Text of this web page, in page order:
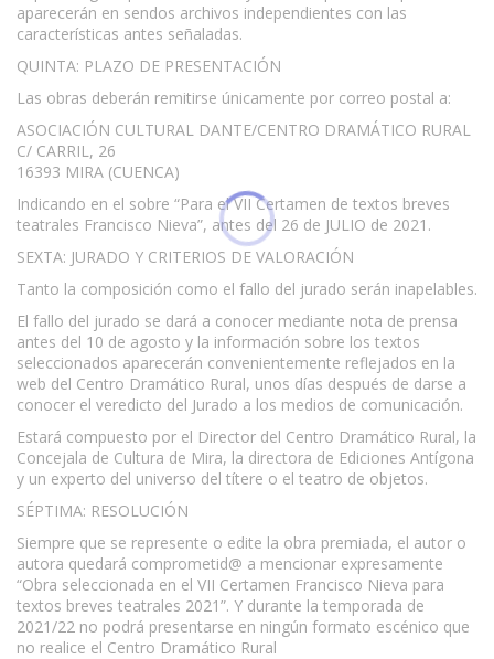
aparecerán en sendos archivos independientes con las
características antes señaladas.
QUINTA: PLAZO DE PRESENTACIÓN
Las obras deberán remitirse únicamente por correo postal a:
ASOCIACIÓN CULTURAL DANTE/CENTRO DRAMÁTICO RURAL
C/ CARRIL, 26
16393 MIRA (CUENCA)
Indicando en el sobre “Para el VII Certamen de textos breves
teatrales Francisco Nieva”, antes del 26 de JULIO de 2021.
SEXTA: JURADO Y CRITERIOS DE VALORACIÓN
Tanto la composición como el fallo del jurado serán inapelables.
El fallo del jurado se dará a conocer mediante nota de prensa
antes del 10 de agosto y la información sobre los textos
seleccionados aparecerán convenientemente reflejados en la
web del Centro Dramático Rural, unos días después de darse a
conocer el veredicto del Jurado a los medios de comunicación.
Estará compuesto por el Director del Centro Dramático Rural, la
Concejala de Cultura de Mira, la directora de Ediciones Antígona
y un experto del universo del títere o el teatro de objetos.
SÉPTIMA: RESOLUCIÓN
Siempre que se represente o edite la obra premiada, el autor o
autora quedará comprometid@ a mencionar expresamente
“Obra seleccionada en el VII Certamen Francisco Nieva para
textos breves teatrales 2021”. Y durante la temporada de
2021/22 no podrá presentarse en ningún formato escénico que
no realice el Centro Dramático Rural